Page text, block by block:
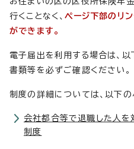
行くことなく、ページ下部のリ
ができます。
電子届出を利用する場合は、
書類等を必ずご確認ください。
制度の詳細については、以下の
会社都合等で退職した人
制度